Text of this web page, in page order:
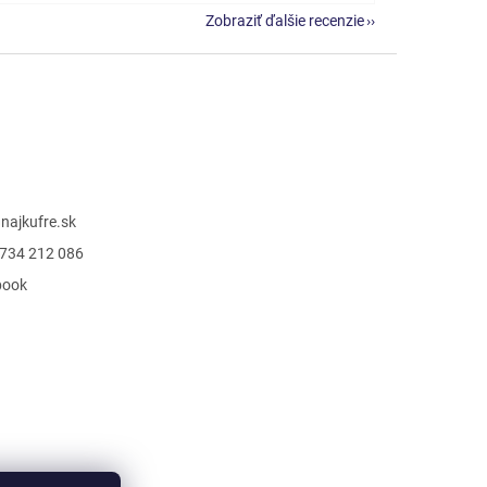
Zobraziť ďalšie recenzie
najkufre.sk
212 086